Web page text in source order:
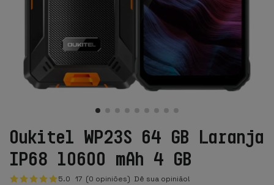
Oukitel WP23S 64 GB Laranja
IP68 10600 mAh 4 GB
5.0 17 (0 opiniões) Dê sua opinião!